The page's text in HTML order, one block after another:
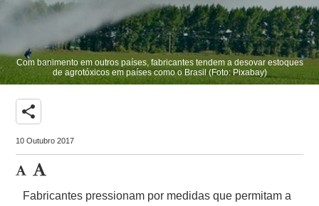
Com banimento em outros países, fabricantes tendem a desovar estoques
de agrotóxicos em países como o Brasil (Foto: Pixabay)
share
10 Outubro 2017
Fabricantes pressionam por medidas que permitam a